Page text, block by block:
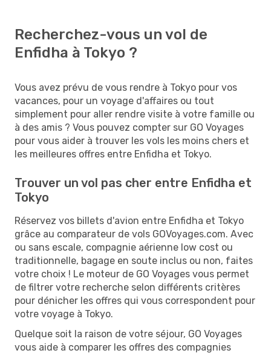
Recherchez-vous un vol de
Enfidha à Tokyo ?
Vous avez prévu de vous rendre à Tokyo pour vos
vacances, pour un voyage d'affaires ou tout
simplement pour aller rendre visite à votre famille ou
à des amis ? Vous pouvez compter sur GO Voyages
pour vous aider à trouver les vols les moins chers et
les meilleures offres entre Enfidha et Tokyo.
Trouver un vol pas cher entre Enfidha et
Tokyo
Réservez vos billets d'avion entre Enfidha et Tokyo
grâce au comparateur de vols GOVoyages.com. Avec
ou sans escale, compagnie aérienne low cost ou
traditionnelle, bagage en soute inclus ou non, faites
votre choix ! Le moteur de GO Voyages vous permet
de filtrer votre recherche selon différents critères
pour dénicher les offres qui vous correspondent pour
votre voyage à Tokyo.
Quelque soit la raison de votre séjour, GO Voyages
vous aide à comparer les offres des compagnies